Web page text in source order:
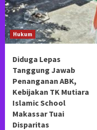
Hukum
Diduga Lepas
Tanggung Jawab
Penanganan ABK,
Kebijakan TK Mutiara
Islamic School
Makassar Tuai
Disparitas